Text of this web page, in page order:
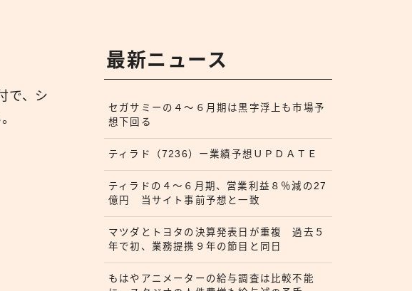
で、シ
最新ニュース
セガサミーの４〜６月期は黒字浮上も市場予
想下回る
ティラド（7236）ー業績予想ＵＰＤＡＴＥ
ティラドの４〜６月期、営業利益８％減の27
億円 当サイト事前予想と一致
マツダとトヨタの決算発表日が重複 過去５
年で初、業務提携９年の節目と同日
もはやアニメーターの給与調査は比較不能